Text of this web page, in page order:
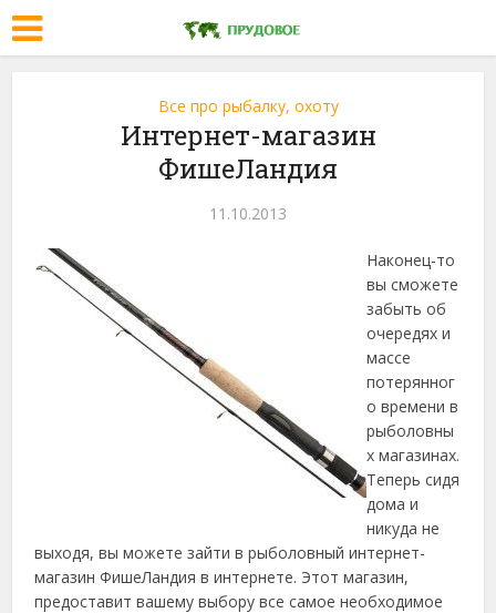
Все про рыбалку, охоту
Интернет-магазин
ФишеЛандия
11.10.2013
Наконец-то
вы сможете
забыть об
очередях и
массе
потерянног
о времени в
рыболовны
х магазинах.
Теперь сидя
дома и
никуда не
выходя, вы можете зайти врыболовный интернет-
магазин ФишеЛандия в интернете. Этот магазин,
предоставит вашему выбору все самое необходимое